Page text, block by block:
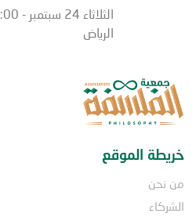
الرياض
خريطة الموقع
من نحن
الشركاء